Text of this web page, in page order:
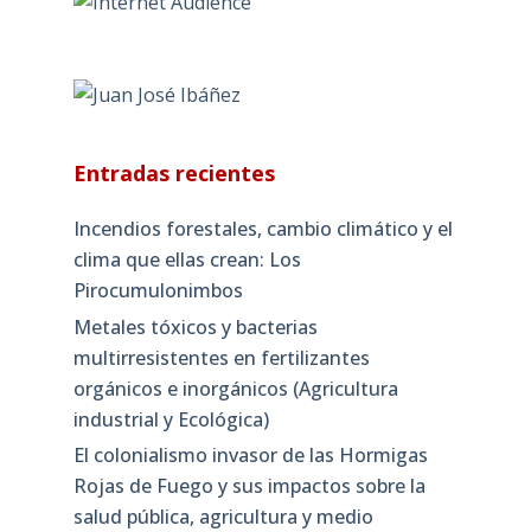
Entradas recientes
Incendios forestales, cambio climático y el
clima que ellas crean: Los
Pirocumulonimbos
Metales tóxicos y bacterias
multirresistentes en fertilizantes
orgánicos e inorgánicos (Agricultura
industrial y Ecológica)
El colonialismo invasor de las Hormigas
Rojas de Fuego y sus impactos sobre la
salud pública, agricultura y medio